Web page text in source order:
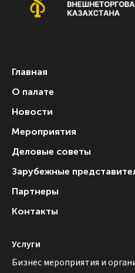
Главная
О палате
Новости
Мероприятия
Деловые советы
Зарубежные
Партнеры
Контакты
Услуги
Бизнес мероприятия и